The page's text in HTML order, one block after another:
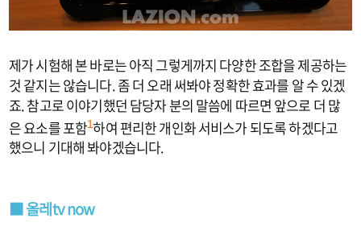
제가 시험해 본 바로는 아직 그렇게까지 다양한 조합을 제공하는
것 같지는 않습니다. 좀 더 오래 써봐야 정확한 효과를 알 수 있겠
죠. 참고로 이야기했던 담당자 분의 말씀에 따르면 앞으로 더 많
은 요소를 포함1하여 편리한 개인화 서비스가 되도록 하겠다고
했으니 기대해 봐야겠습니다.
■ 올레tv now